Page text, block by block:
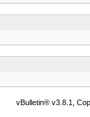
vBulletin® v3.8.1,